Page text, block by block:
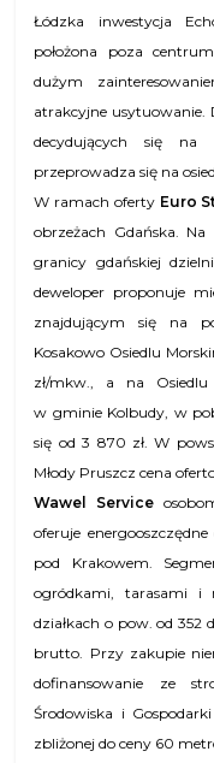
Łódzka inwestycja
położona poza
dużym
atrakcyjne usytuowanie.
decydujących się
przeprowadza się na
W ramach ofertyEuro
obrzeżach Gdańska.
granicy gdańskiej
deweloper proponuje
znajdującym się na
Kosakowo Osiedlu
zł/mkw., a na Osiedlu
w gminie Kolbudy, w
się od 3 870 zł. W
Młody Pruszcz cena
Wawel Service
oferuje
pod Krakowem.
ogródkami, tarasami i
działkach o pow. od 352
brutto. Przy zakupie
dofinansowanie ze
Środowiska i
zbliżonej do ceny 60